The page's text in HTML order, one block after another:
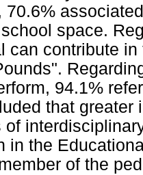
70.6%
space.
can contribute
94.1%
that
of
in the
of the